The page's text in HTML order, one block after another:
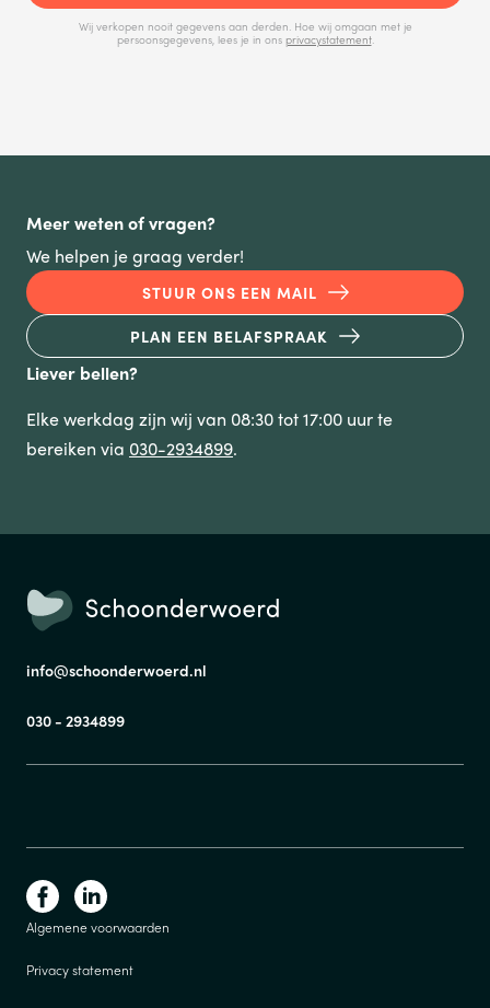
Wij verkopen nooit gegevens aan derden. Hoe wij omgaan met je
persoonsgegevens, lees je in ons privacystatement.
Meer weten of vragen?
We helpen je graag verder!
STUUR ONS EEN MAIL
PLAN EEN BELAFSPRAAK
Liever bellen?
Elke werkdag zijn wij van 08:30 tot 17:00 uur te
bereiken via 030-2934899.
info@schoonderwoerd.nl
030 - 2934899
Algemene voorwaarden
Privacy statement